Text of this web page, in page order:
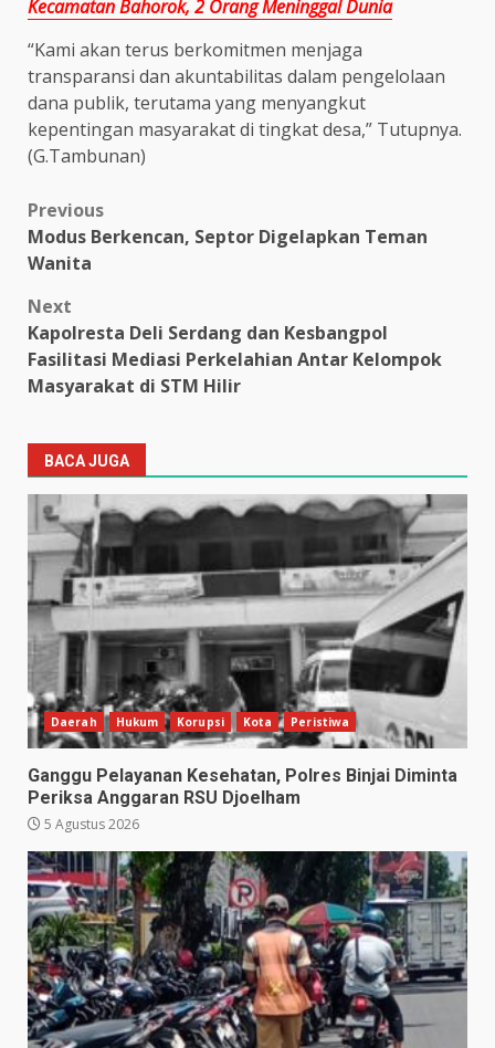
Kecamatan Bahorok, 2 Orang Meninggal Dunia
“Kami akan terus berkomitmen menjaga
transparansi dan akuntabilitas dalam pengelolaan
dana publik, terutama yang menyangkut
kepentingan masyarakat di tingkat desa,” Tutupnya.
(G.Tambunan)
Post
navigation
Previous
Modus Berkencan, Septor Digelapkan Teman
Wanita
Next
Kapolresta Deli Serdang dan Kesbangpol
Fasilitasi Mediasi Perkelahian Antar Kelompok
Masyarakat di STM Hilir
BACA JUGA
Daerah Hukum Korupsi Kota Peristiwa
Ganggu Pelayanan Kesehatan, Polres Binjai Diminta
Periksa Anggaran RSU Djoelham
5 Agustus 2026